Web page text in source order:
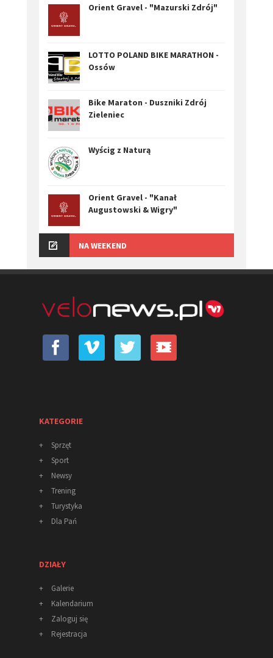
Orient Gravel - "Mazurski Zdrój"
LOTTO POLAND BIKE MARATHON -
Ossów
Bike Maraton - Duszniki Zdrój
Zieleniec
Wyścig z Naturą
Orient Gravel - "Kanał
Augustowski & Wigry"
NA WEEKEND
KATEGORIE
+
Sprzęt
+
Sport
+
Newsy
+
Trening
+
Turystyka
+
Dla Pań
DZIAŁY
+
Galerie
+
Kalendarium
+
Zaloguj się
+
Rejestracja